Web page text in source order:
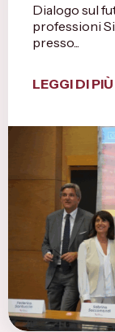
Dialogo sul
professioni
presso...
LEGGI DI PIÙ